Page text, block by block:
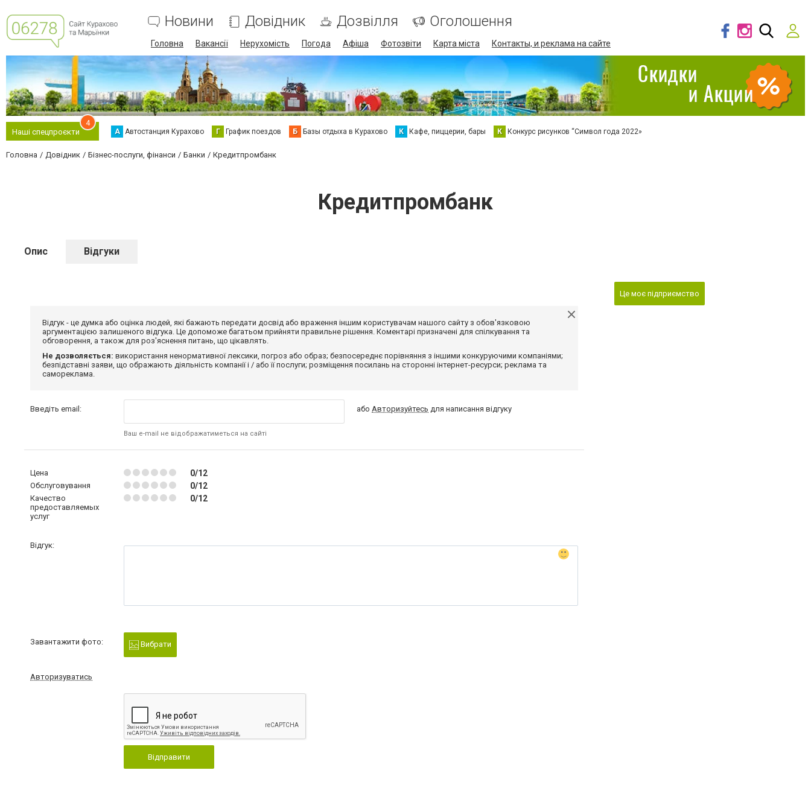
Новини Довідник Дозвілля Оголошення
Головна Вакансії Нерухомість Погода Афіша Фотозвіти Карта міста Контакты, и реклама на сайте
Наші спецпроєкти
4
А Автостанция Курахово Г График поездов Б Базы отдыха в Курахово К Кафе, пиццерии, бары К Конкурс рисунков “Символ года 2022»
Головна Довідник Бізнес-послуги, фінанси Банки Кредитпромбанк
Кредитпромбанк
Опис Відгуки
Відгук - це думка або оцінка людей, які бажають передати досвід або враження іншим користувачам нашого сайту з обов'язковою
аргументацією залишеного відгука. Це допоможе багатьом прийняти правильне рішення. Коментарі призначені для спілкування та
обговорення, а також для роз'яснення питань, що цікавлять.
Не дозволяється: використання ненормативної лексики, погроз або образ; безпосереднє порівняння з іншими конкуруючими компаніями;
безпідставні заяви, що ображають діяльність компанії і / або її послуги; розміщення посилань на сторонні інтернет-ресурси; реклама та
самореклама.
Введіть email:
Ваш e-mail не відображатиметься на сайті
абоАвторизуйтесь для написання відгуку
Цена 0/12
Обслуговування 0/12
Качество
предоставляемых
услуг
0/12
Відгук:
Завантажити фото: Вибрати
Авторизуватись
Відправити
Це моє підприємство